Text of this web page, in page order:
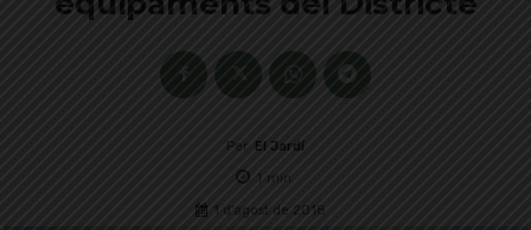
Per El Jardí
1 min.
1 d'agost de 2018